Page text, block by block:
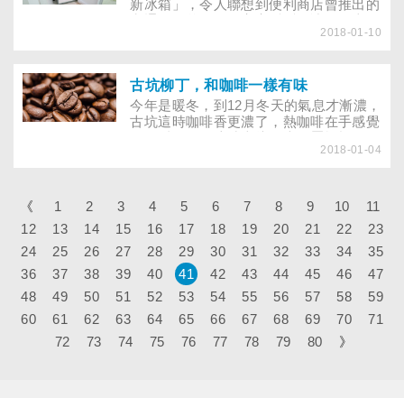
麼喝，都不會產生啤酒肚，現在喝得少，
新冰箱」，令人聯想到便利商店曾推出的
曾有人說這樣會增加冰箱的耗電量，真的
2018-01-10
古坑柳丁，和咖啡一樣有味
今年是暖冬，到12月冬天的氣息才漸濃，
古坑這時咖啡香更濃了，熱咖啡在手感覺
季節，到古坑看橙山橙海的柳丁，嘗最鮮
台灣咖啡節的活動也在這裡，還有劍湖山
2018-01-04
《 1 2 3 4 5 6 7 8 9 10
11
12
13 14 15 16 17 18 19 20 21 22
23
24
25 26 27 28 29 30 31 32 33 34
35
36
37 38 39 40 41 42 43 44 45 46
47
48
49 50 51 52 53 54 55 56 57 58
59
60
61 62 63 64 65 66 67 68 69 70
71
72
73 74 75 76 77 78 79 80 》